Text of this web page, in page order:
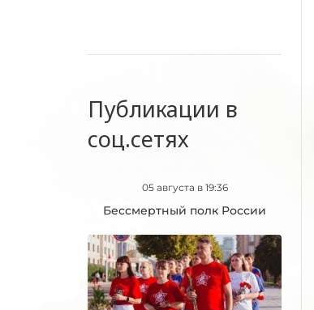
Публикации в
соц.сетях
05 августа в 19:36
Бессмертный полк России